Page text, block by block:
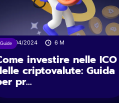
Guide12/04/2024 6 M
investire nelle ICO
criptovalute: Guida
pr...